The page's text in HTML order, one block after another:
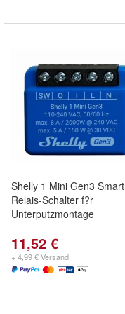
Shelly 1 Mini Gen3 Smart
Relais-Schalter f?r
Unterputzmontage
11,52 €
+ 4,99 € Versand